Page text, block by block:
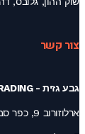
צור קשר
גבע גזית - 3D TRADING
ארלוזורוב 9, כפר סבא 44453